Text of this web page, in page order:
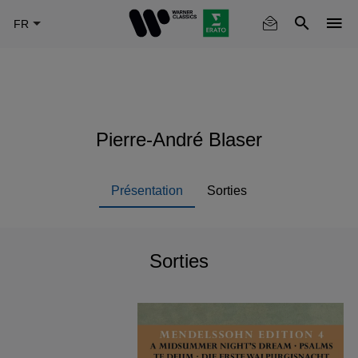
Pierre-André Blaser
Présentation Sorties
Sorties